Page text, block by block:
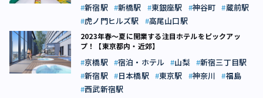
新宿駅
新橋駅 東銀座駅 神谷町
蔵前駅
虎ノ門ヒルズ駅
高尾山口駅
2023年春～夏に開業する注目ホテルをピックアッ
プ！【東京都内・近郊】
京橋駅 宿泊・ホテル 山梨
新宿三丁目駅
新宿駅
日本橋駅 東京駅 神奈川
福島
西武新宿駅